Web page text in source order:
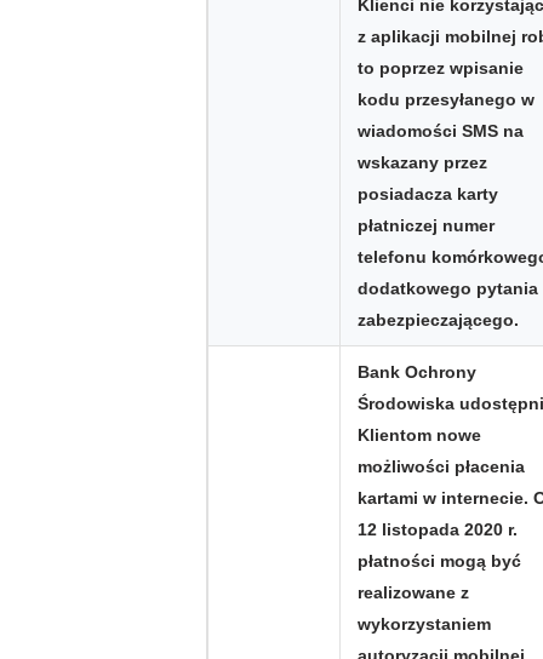
Klienci nie
z aplikacji mobilnej
to poprzez wpisanie
kodu przesyłanego w
wiadomości SMS na
wskazany przez
posiadacza karty
płatniczej numer
telefonu
dodatkowego pytania
zabezpieczającego.
Bank Ochrony
Środowiska
Klientom nowe
możliwości płacenia
kartami w internecie.
12 listopada 2020 r.
płatności mogą być
realizowane z
wykorzystaniem